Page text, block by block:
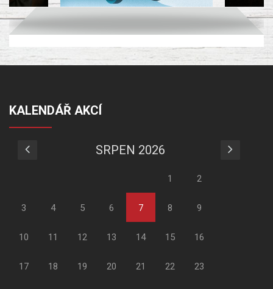
KALENDÁŘ AKCÍ
SRPEN 2026
1 2
3 4 5 6 7 8 9
10 11 12 13 14 15 16
17 18 19 20 21 22 23